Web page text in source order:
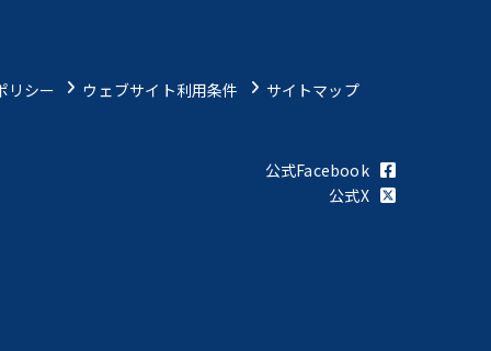
リシー ウェブサイト利用条件 サイトマップ
公式Facebook
公式X